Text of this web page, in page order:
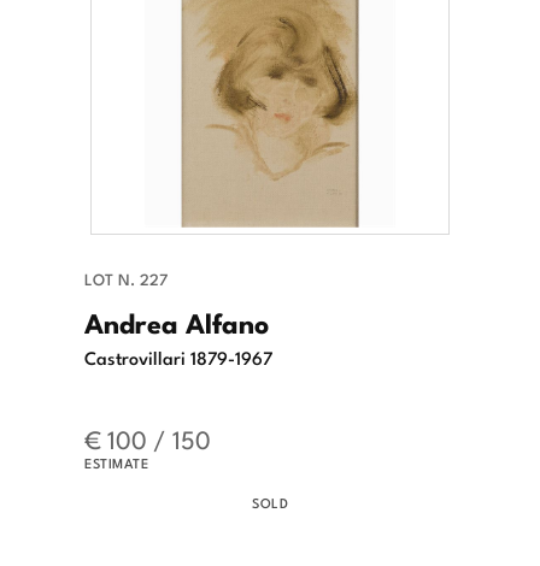
LOT N. 227
Andrea Alfano
Castrovillari 1879-1967
€ 100 / 150
ESTIMATE
SOLD